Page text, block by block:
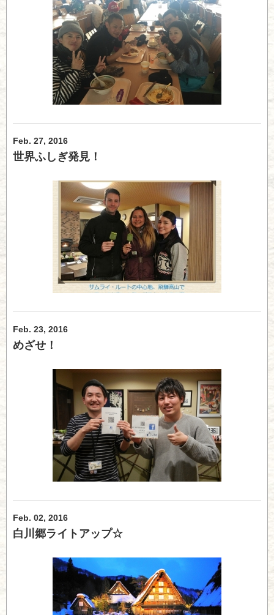
Feb. 27, 2016
世界ふしぎ発見！
Feb. 23, 2016
めざせ！
Feb. 02, 2016
白川郷ライトアップ☆